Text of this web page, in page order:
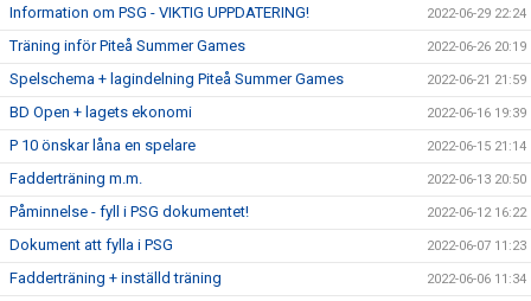
Information om PSG - VIKTIG UPPDATERING! 2022-06-29 22:24
Träning inför Piteå Summer Games 2022-06-26 20:19
Spelschema + lagindelning Piteå Summer Games 2022-06-21 21:59
BD Open + lagets ekonomi 2022-06-16 19:39
P 10 önskar låna en spelare 2022-06-15 21:14
Fadderträning m.m. 2022-06-13 20:50
Påminnelse - fyll i PSG dokumentet! 2022-06-12 16:22
Dokument att fylla i PSG 2022-06-07 11:23
Fadderträning + inställd träning 2022-06-06 11:34